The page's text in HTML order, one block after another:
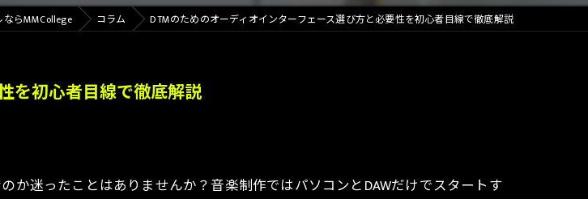
らMMCollege コラム DTMのためのオーディオインターフェース選び方と必要性を初心者目線で徹底解説
を初心者目線で徹底解説
か迷ったことはありませんか？音楽制作ではパソコンとDAWだけでスタートす